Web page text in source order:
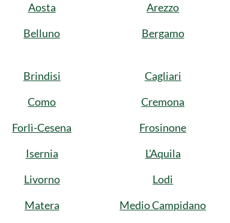
Aosta Arezzo
Belluno Bergamo
Brindisi Cagliari
Como Cremona
Forlì-Cesena Frosinone
Isernia L'Aquila
Livorno Lodi
Matera Medio Campidano